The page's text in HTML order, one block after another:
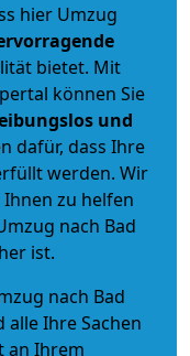
hier Umzug
bietet. Mit
können Sie
und
dafür, dass Ihre
werden. Wir
zu helfen
nach Bad
ist.
nach Bad
Ihre Sachen
an Ihrem